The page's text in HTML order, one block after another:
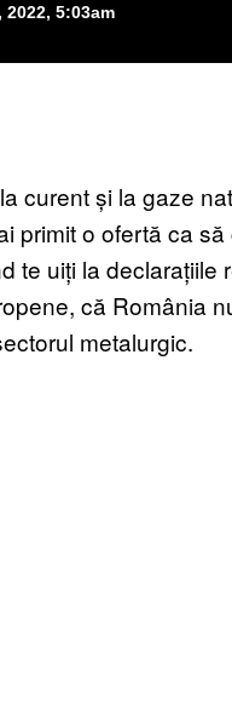
2022, 5:03am
curent și la gaze
primit o ofertă ca
te uiți la
că România
metalurgic.